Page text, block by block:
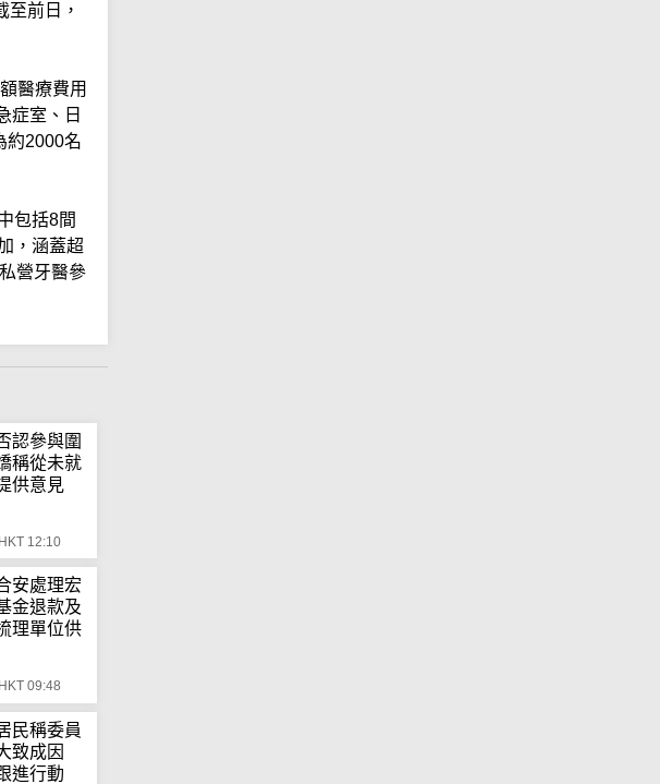
前日，
醫療費用
症室、日
約2000名
包括8間
，涵蓋超
營牙醫參
認參與圍
稱從未就
供意見
12:10
安處理宏
金退款及
理單位供
09:48
民稱委員
致成因
進行動